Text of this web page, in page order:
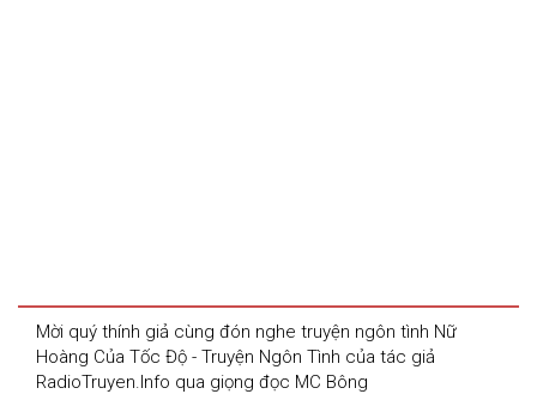
Mời quý thính giả cùng đón nghe truyện ngôn tình Nữ
Hoàng Của Tốc Độ - Truyện Ngôn Tình của tác giả
RadioTruyen.Info qua giọng đọc MC Bông